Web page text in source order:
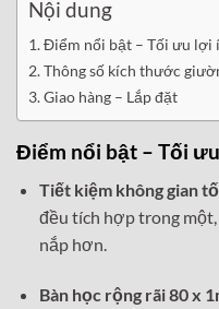
Nội dung
Điểm nổi bật – Tối ưu lợi
Thông số kích thước
Giao hàng – Lắp đặt
Điểm nổi bật – Tối
Tiết kiệm không gian
đều tích hợp trong một,
nắp hơn.
Bàn học rộng rãi 80 x